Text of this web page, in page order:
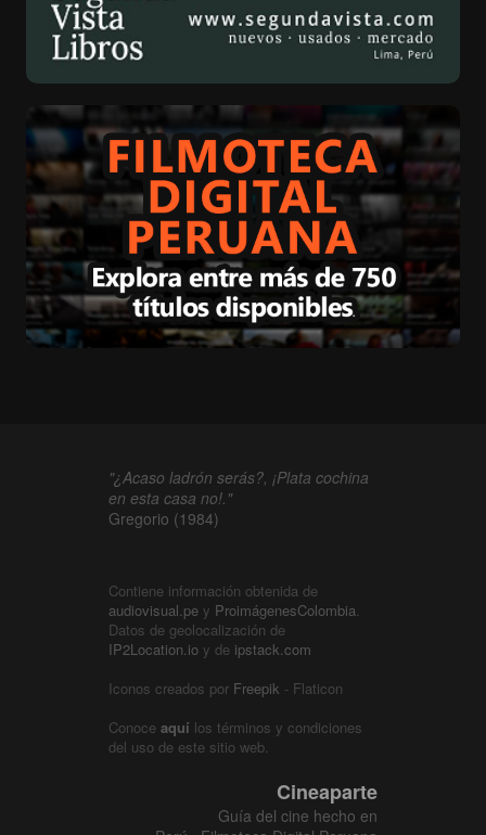
"¿Acaso ladrón serás?, ¡Plata cochina
en esta casa no!."
Gregorio (1984)
Contiene información obtenida de
audiovisual.pe y ProimágenesColombia.
Datos de geolocalización de
IP2Location.io y de ipstack.com
Iconos creados por Freepik - Flaticon
Conoce aquí los términos y condiciones
del uso de este sitio web.
Cineaparte
Guía del cine hecho en